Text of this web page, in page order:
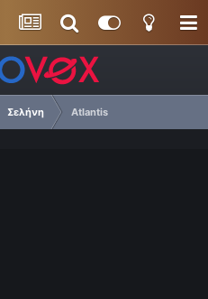
Σελήνη Atlantis